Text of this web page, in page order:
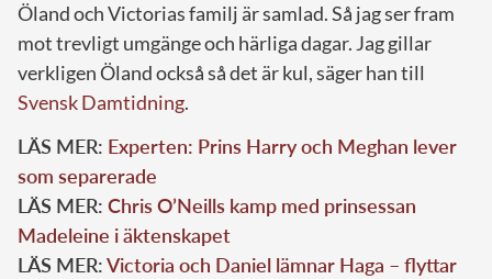
Öland och Victorias familj är samlad. Så jag ser fram
mot trevligt umgänge och härliga dagar. Jag gillar
verkligen Öland också så det är kul, säger han till
Svensk Damtidning.
LÄS MER: Experten: Prins Harry och Meghan lever
som separerade
LÄS MER: Chris O’Neills kamp med prinsessan
Madeleine i äktenskapet
LÄS MER:Victoria och Daniel lämnar Haga – flyttar